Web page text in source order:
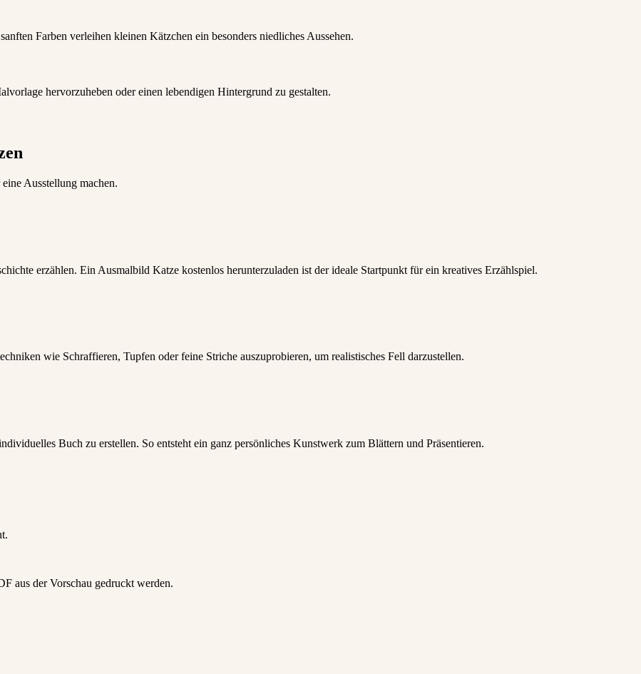
Farben verleihen kleinen Kätzchen ein besonders niedliches Aussehen.
hervorzuheben oder einen lebendigen Hintergrund zu gestalten.
Ausstellung machen.
erzählen. Ein Ausmalbild Katze kostenlos herunterzuladen ist der ideale Startpunkt für ein kreatives Erzählspiel.
wie Schraffieren, Tupfen oder feine Striche auszuprobieren, um realistisches Fell darzustellen.
Buch zu erstellen. So entsteht ein ganz persönliches Kunstwerk zum Blättern und Präsentieren.
aus der Vorschau gedruckt werden.